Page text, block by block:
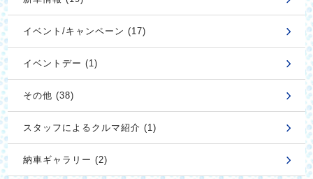
イベント/キャンペーン (17)
イベントデー (1)
その他 (38)
スタッフによるクルマ紹介 (1)
納車ギャラリー (2)